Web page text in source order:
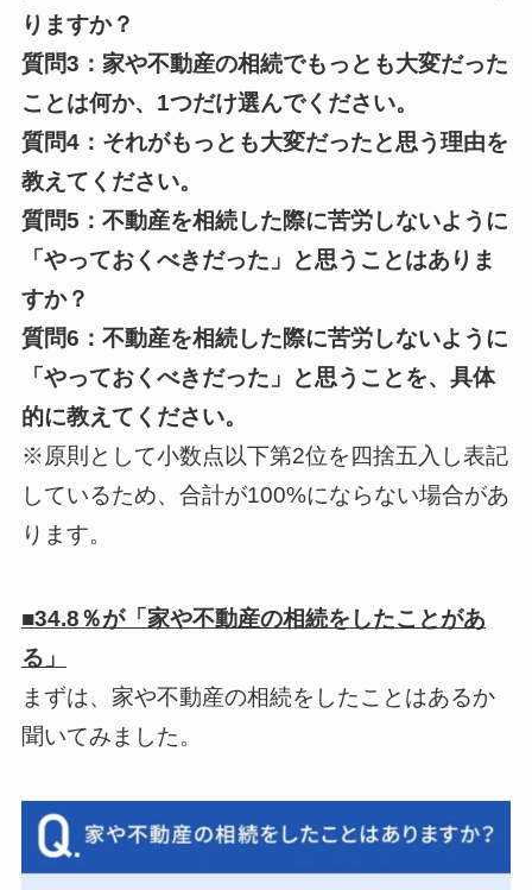
りますか？
質問3：家や不動産の相続でもっとも大変だった
ことは何か、1つだけ選んでください。
質問4：それがもっとも大変だったと思う理由を
教えてください。
質問5：不動産を相続した際に苦労しないように
「やっておくべきだった」と思うことはありま
すか？
質問6：不動産を相続した際に苦労しないように
「やっておくべきだった」と思うことを、具体
的に教えてください。
※原則として小数点以下第2位を四捨五入し表記
しているため、合計が100%にならない場合があ
ります。
■34.8％が「家や不動産の相続をしたことがあ
る」
まずは、家や不動産の相続をしたことはあるか
聞いてみました。